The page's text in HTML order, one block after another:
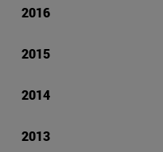
2016
2015
2014
2013